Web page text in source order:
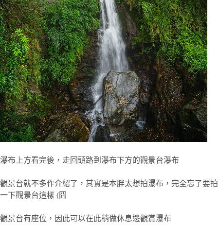
瀑布上方看完後，走回頭路到瀑布下方的觀景台瀑布
觀景台就不多作介紹了，其實是本胖太想拍瀑布，完全忘了要拍
一下觀景台這樣 (囧
觀景台有座位，因此可以在此稍做休息邊觀賞瀑布